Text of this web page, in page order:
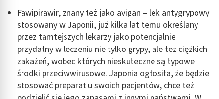
Fawipirawir, znany też jako avigan – lek antygrypowy
stosowany w Japonii, już kilka lat temu określany
przez tamtejszych lekarzy jako potencjalnie
przydatny w leczeniu nie tylko grypy, ale też ciężkich
zakażeń, wobec których nieskuteczne są typowe
środki przeciwwirusowe. Japonia ogłosiła, że będzie
stosować preparat u swoich pacjentów, chce też